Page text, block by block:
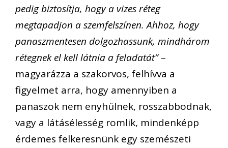
pedig biztosítja, hogy a vizes réteg
megtapadjon a szemfelszínen. Ahhoz, hogy
panaszmentesen dolgozhassunk, mindhárom
rétegnek el kell látnia a feladatát”–
magyarázza a szakorvos, felhívva a
figyelmet arra, hogy amennyiben a
panaszok nem enyhülnek, rosszabbodnak,
vagy a látásélesség romlik, mindenképp
érdemes felkeresnünk egy szemészeti